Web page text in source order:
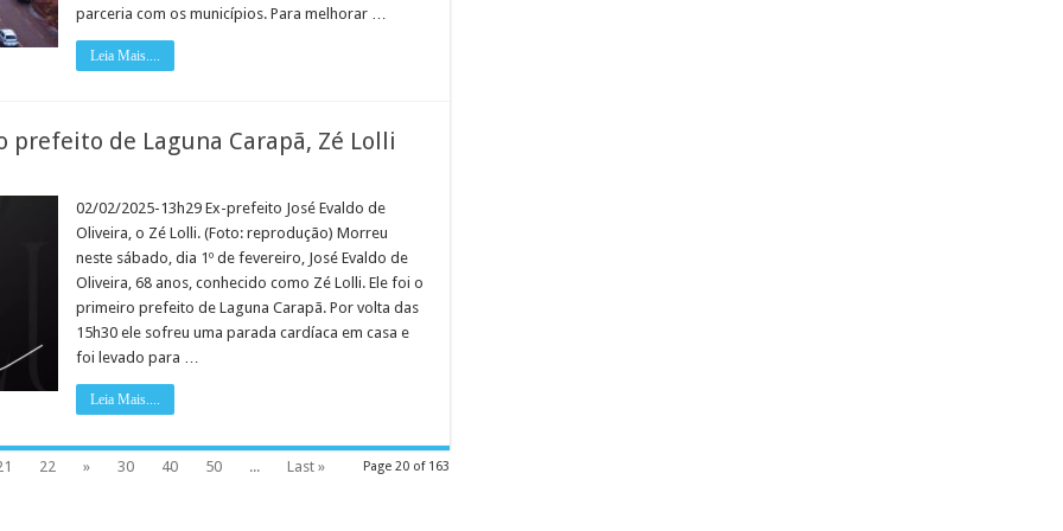
parceria com os municípios. Para melhorar …
Leia Mais....
prefeito de Laguna Carapã, Zé Lolli
02/02/2025-13h29 Ex-prefeito José Evaldo de
Oliveira, o Zé Lolli. (Foto: reprodução) Morreu
neste sábado, dia 1º de fevereiro, José Evaldo de
Oliveira, 68 anos, conhecido como Zé Lolli. Ele foi o
primeiro prefeito de Laguna Carapã. Por volta das
15h30 ele sofreu uma parada cardíaca em casa e
foi levado para …
Leia Mais....
Page 20 of 163
22 » 30 40 50 ... Last »